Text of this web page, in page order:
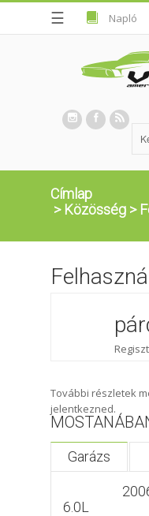
☰ Napló
Címlap
> Közösség >
További részletek
jelentkezned.
Garázs
6.0L